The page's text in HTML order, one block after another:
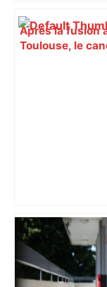
Après la fusion
Toulouse, le
Mort
une émission
Christian
tranchée et